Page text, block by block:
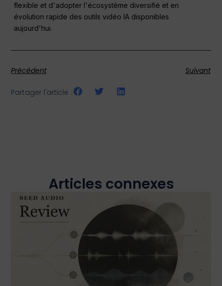
flexible et d'adopter l'écosystème diversifié et en
évolution rapide des outils vidéo IA disponibles
aujourd'hui.
Précédent Suivant
Partager l'article :
Articles connexes